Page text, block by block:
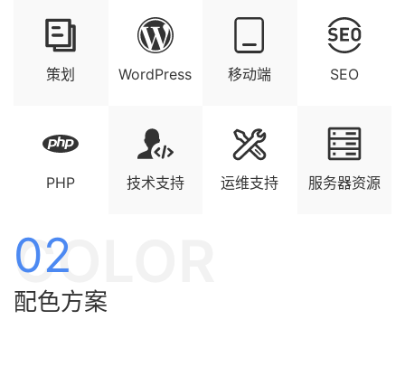
策划 WordPress 移动端 SEO
PHP 技术支持 运维支持 服务器资源
02
COLOR
配色方案